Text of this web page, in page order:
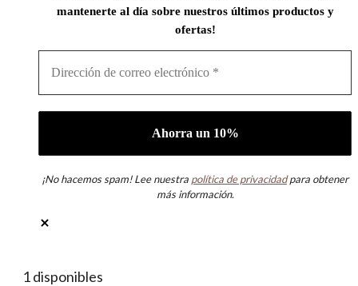
mantenerte al día sobre nuestros últimos productos y
ofertas!
¡No hacemos spam! Lee nuestra política de privacidadpara obtener
más información.
1 disponibles